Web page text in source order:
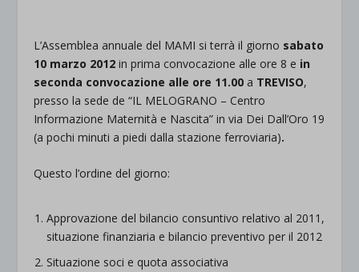
L’Assemblea annuale del MAMI si terrà il giorno sabato
10 marzo 2012 in prima convocazione alle ore 8 e in
seconda convocazione alle ore 11.00 a TREVISO,
presso la sede de “IL MELOGRANO – Centro
Informazione Maternità e Nascita” in via Dei Dall’Oro 19
(a pochi minuti a piedi dalla stazione ferroviaria).
Questo l’ordine del giorno:
Approvazione del bilancio consuntivo relativo al 2011,
situazione finanziaria e bilancio preventivo per il 2012
Situazione soci e quota associativa